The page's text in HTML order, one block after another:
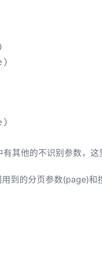
其他的不识别参数，这
到的分页参数(page)和